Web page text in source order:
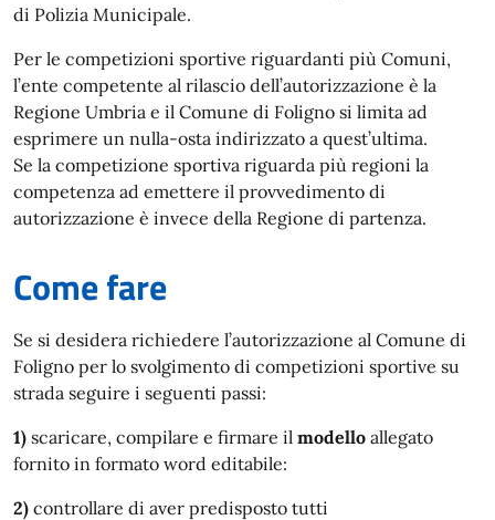
di Polizia Municipale.
Per le competizioni sportive riguardanti più Comuni,
l’ente competente al rilascio dell’autorizzazione è la
Regione Umbria e il Comune di Foligno si limita ad
esprimere un nulla-osta indirizzato a quest’ultima.
Se la competizione sportiva riguarda più regioni la
competenza ad emettere il provvedimento di
autorizzazione è invece della Regione di partenza.
Come fare
Se si desidera richiedere l’autorizzazione al Comune di
Foligno per lo svolgimento di competizioni sportive su
strada seguire i seguenti passi:
1) scaricare, compilare e firmare il modello allegato
fornito in formato word editabile:
2) controllare di aver predisposto tutti